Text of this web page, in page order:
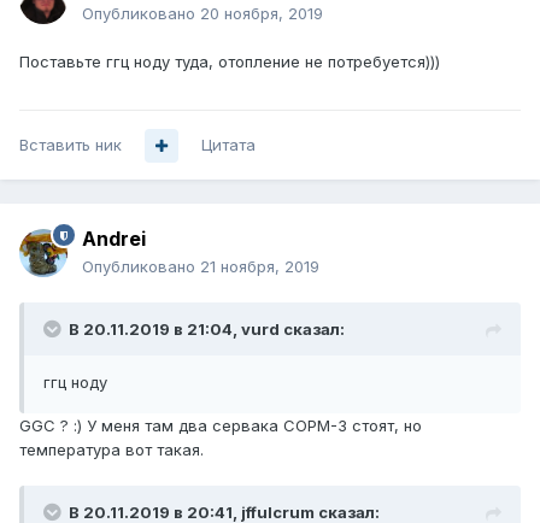
Опубликовано 20 ноября, 2019
Поставьте ггц ноду туда, отопление не потребуется)))
Вставить ник Цитата
Andrei
Опубликовано 21 ноября, 2019
В 20.11.2019 в 21:04, vurd сказал:
ггц ноду
GGC ? :) У меня там два сервака СОРМ-3 стоят, но
температура вот такая.
В 20.11.2019 в 20:41, jffulcrum сказал: